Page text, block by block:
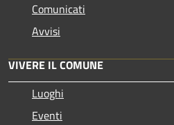
Comunicati
Avvisi
VIVERE IL COMUNE
Luoghi
Eventi